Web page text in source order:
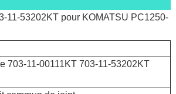
11-53202KT pour KOMATSU PC1250-
703-11-00111KT 703-11-53202KT